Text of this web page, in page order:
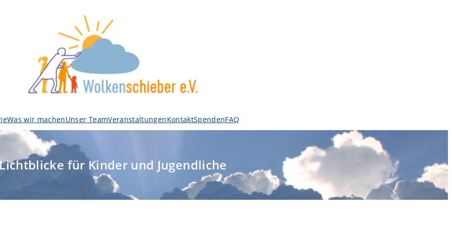
Was wir machenUnser TeamVeranstaltungenKontaktSpendenFAQ
für Kinder und Jugendliche